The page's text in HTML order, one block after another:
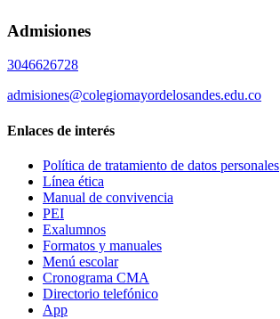
Admisiones
3046626728
admisiones@colegiomayordelosandes.edu.co
Enlaces de interés
Política de tratamiento de datos personales
Línea ética
Manual de convivencia
PEI
Exalumnos
Formatos y manuales
Menú escolar
Cronograma CMA
Directorio telefónico
App